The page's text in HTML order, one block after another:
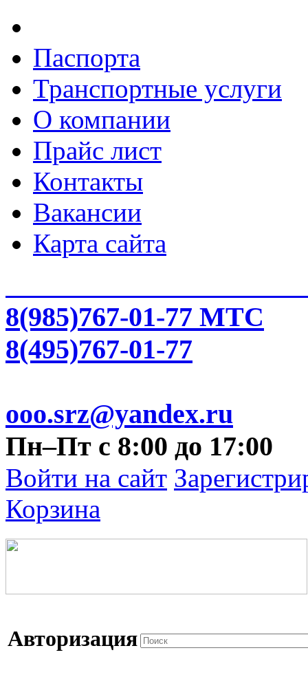
Паспорта
Транспортные услуги
О компании
Прайс лист
Контакты
Вакансии
Карта сайта
8(985)767-01-77 МТС
8(495)767-01-77
ooo.srz@yandex.ru
Пн–Пт с 8:00 до 17:00
Войти на сайт
Корзина
Авторизация